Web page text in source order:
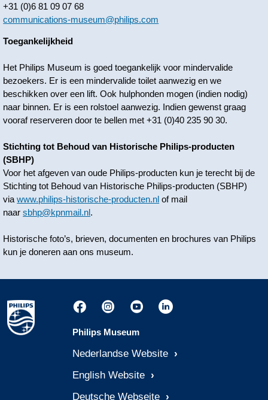
+31 (0)6 81 09 07 68
communications-museum@philips.com
Toegankelijkheid
Het Philips Museum is goed toegankelijk voor mindervalide
bezoekers. Er is een mindervalide toilet aanwezig en we
beschikken over een lift. Ook hulphonden mogen (indien nodig)
naar binnen. Er is een rolstoel aanwezig. Indien gewenst graag
vooraf reserveren door te bellen met +31 (0)40 235 90 30.
Stichting tot Behoud van Historische Philips-producten
(SBHP)
Voor het afgeven van oude Philips-producten kun je terecht bij de
Stichting tot Behoud van Historische Philips-producten (SBHP)
viawww.philips-historische-producten.nl of mail
naarsbhp@kpnmail.nl.
Historische foto’s, brieven, documenten en brochures van Philips
kun je doneren aan ons museum.
Philips Museum
Nederlandse Website
English Website
Deutsche Webseite